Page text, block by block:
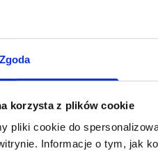
Zgoda
korzysta z plików cookie
pliki cookie do
Informacje o tym, jak
• Shakira • Nicki
Spears • JAY-Z •
The Weeknd • Camila
• David Guetta •
• Florence + The
Smith • Cardi B •
City • Duck Sauce •